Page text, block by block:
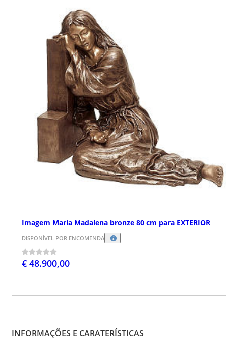
Imagem Maria Madalena bronze 80 cm para EXTERIOR
DISPONÍVEL POR ENCOMENDA
€ 48.900,00
INFORMAÇÕES E CARATERÍSTICAS